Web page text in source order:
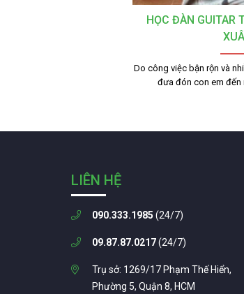
HỌC ĐÀN GUITAR
Do công việc bận rộn và
đưa đón con em đến
LIÊN HỆ
090.333.1985 (24/7)
09.87.87.0217(24/7)
Trụ sở: 1269/17 Phạm Thế Hiển,
Phường 5, Quận 8, HCM